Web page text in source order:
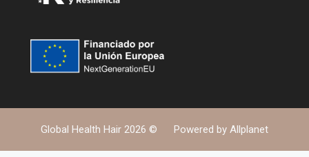
Global Health Hair 2026 © Powered by Allplanet